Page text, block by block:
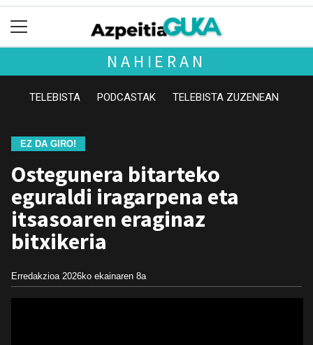
NAHIERAN
TELEBISTA PODCASTAK TELEBISTA ZUZENEAN
EZ DA GIRO!
Ostegunera bitarteko
eguraldi iragarpena eta
itsasoaren eraginaz
bitxikeria
Erredakzioa 2026ko ekainaren 8a